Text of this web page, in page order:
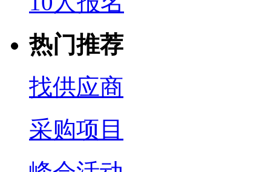
热门推荐
找供应商
采购项目